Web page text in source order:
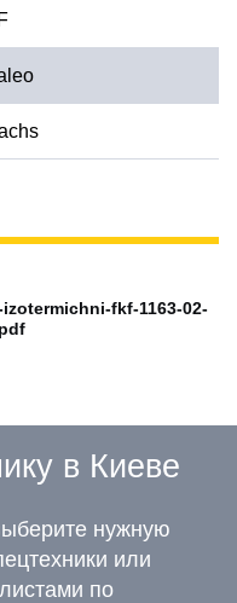
fkf-1163-02-
в Киеве
нужную
или
по